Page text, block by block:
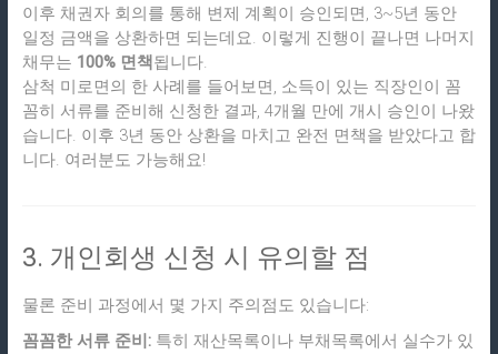
이후 채권자 회의를 통해 변제 계획이 승인되면, 3~5년 동안
일정 금액을 상환하면 되는데요. 이렇게 진행이 끝나면 나머지
채무는 100% 면책 됩니다.
삼척 미로면의 한 사례를 들어보면, 소득이 있는 직장인이 꼼
꼼히 서류를 준비해 신청한 결과, 4개월 만에 개시 승인이 나왔
습니다. 이후 3년 동안 상환을 마치고 완전 면책을 받았다고 합
니다. 여러분도 가능해요!
3. 개인회생 신청 시 유의할 점
물론 준비 과정에서 몇 가지 주의점도 있습니다:
꼼꼼한 서류 준비:특히 재산목록이나 부채목록에서 실수가 있